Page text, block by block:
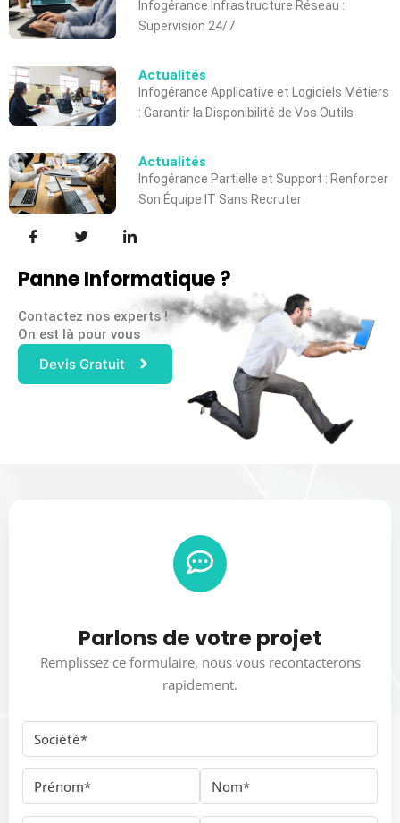
Infogérance Infrastructure Réseau :
Supervision 24/7
Actualités
Infogérance Applicative et Logiciels Métiers
: Garantir la Disponibilité de Vos Outils
Actualités
Infogérance Partielle et Support : Renforcer
Son Équipe IT Sans Recruter
Panne Informatique ?
Contactez nos experts !
On est là pour vous
Devis Gratuit
Parlons de votre projet
Remplissez ce formulaire, nous vous recontacterons
rapidement.